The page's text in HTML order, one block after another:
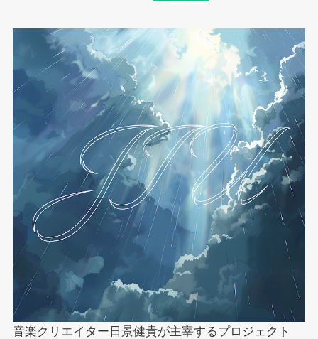
音楽クリエイター日景健貴が主宰するプロジェクト